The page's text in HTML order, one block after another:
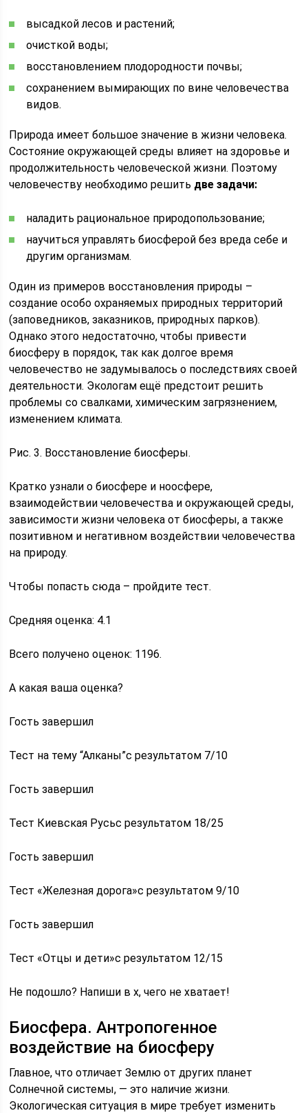
высадкой лесов и растений;
очисткой воды;
восстановлением плодородности почвы;
сохранением вымирающих по вине человечества
видов.
Природа имеет большое значение в жизни человека.
Состояние окружающей среды влияет на здоровье и
продолжительность человеческой жизни. Поэтому
человечеству необходимо решить две задачи:
наладить рациональное природопользование;
научиться управлять биосферой без вреда себе и
другим организмам.
Один из примеров восстановления природы –
создание особо охраняемых природных территорий
(заповедников, заказников, природных парков).
Однако этого недостаточно, чтобы привести
биосферу в порядок, так как долгое время
человечество не задумывалось о последствиях своей
деятельности. Экологам ещё предстоит решить
проблемы со свалками, химическим загрязнением,
изменением климата.
Рис. 3. Восстановление биосферы.
Кратко узнали о биосфере и ноосфере,
взаимодействии человечества и окружающей среды,
зависимости жизни человека от биосферы, а также
позитивном и негативном воздействии человечества
на природу.
Чтобы попасть сюда – пройдите тест.
Средняя оценка: 4.1
Всего получено оценок: 1196.
А какая ваша оценка?
Гость завершил
Тест на тему “Алканы”с результатом 7/10
Гость завершил
Тест Киевская Русьс результатом 18/25
Гость завершил
Тест «Железная дорога»с результатом 9/10
Гость завершил
Тест «Отцы и дети»с результатом 12/15
Не подошло? Напиши в х, чего не хватает!
Биосфера. Антропогенное
воздействие на биосферу
Главное, что отличает Землю от других планет
Солнечной системы, — это наличие жизни.
Экологическая ситуация в мире требует изменить